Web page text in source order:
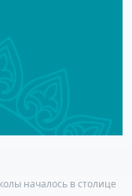
началось в столице